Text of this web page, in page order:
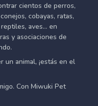
cientos de perros,
cobayas, ratas,
aves... en
y asociaciones de
un animal, ¡estás en el
Con Miwuki Pet